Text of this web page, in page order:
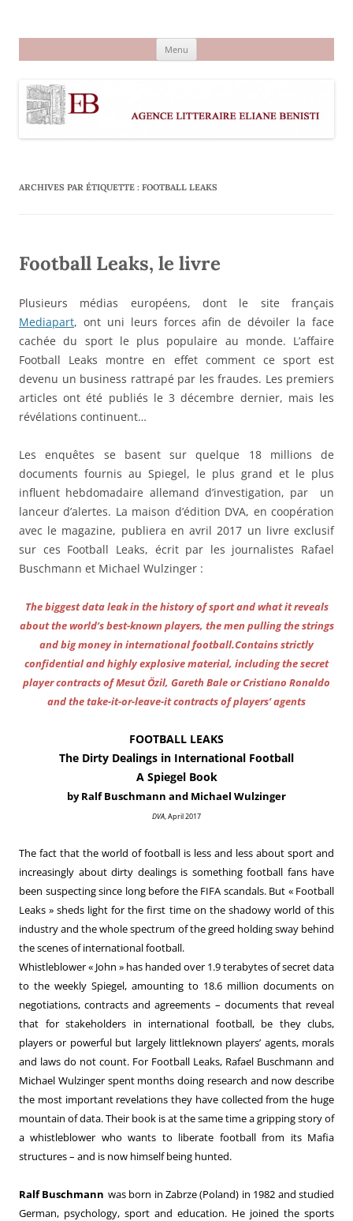
Menu
ARCHIVES PAR ÉTIQUETTE : FOOTBALL LEAKS
Football Leaks, le livre
Plusieurs médias européens, dont le site français
Mediapart, ont uni leurs forces afin de dévoiler la face
cachée du sport le plus populaire au monde. L’affaire
Football Leaks montre en effet comment ce sport est
devenu un business rattrapé par les fraudes. Les premiers
articles ont été publiés le 3 décembre dernier, mais les
révélations continuent…
Les enquêtes se basent sur quelque 18 millions de
documents fournis au Spiegel, le plus grand et le plus
influent hebdomadaire allemand d’investigation, par un
lanceur d’alertes. La maison d’édition DVA, en coopération
avec le magazine, publiera en avril 2017 un livre exclusif
sur ces Football Leaks, écrit par les journalistes Rafael
Buschmann et Michael Wulzinger :
The biggest data leak in the history of sport and what it reveals
about the world’s best-known players, the men pulling the strings
and big money in international football.Contains strictly
confidential and highly explosive material, including the secret
player contracts of Mesut Özil, Gareth Bale or Cristiano Ronaldo
and the take-it-or-leave-it contracts of players’ agents
FOOTBALL LEAKS
The Dirty Dealings in International Football
A Spiegel Book
by Ralf Buschmann and Michael Wulzinger
DVA, April 2017
The fact that the world of football is less and less about sport and
increasingly about dirty dealings is something football fans have
been suspecting since long before the FIFA scandals. But « Football
Leaks » sheds light for the first time on the shadowy world of this
industry and the whole spectrum of the greed holding sway behind
the scenes of international football.
Whistleblower « John » has handed over 1.9 terabytes of secret data
to the weekly Spiegel, amounting to 18.6 million documents on
negotiations, contracts and agreements – documents that reveal
that for stakeholders in international football, be they clubs,
players or powerful but largely littleknown players’ agents, morals
and laws do not count. For Football Leaks, Rafael Buschmann and
Michael Wulzinger spent months doing research and now describe
the most important revelations they have collected from the huge
mountain of data. Their book is at the same time a gripping story of
a whistleblower who wants to liberate football from its Mafia
structures – and is now himself being hunted.
Ralf Buschmann was born in Zabrze (Poland) in 1982 and studied
German, psychology, sport and education. He joined the sports